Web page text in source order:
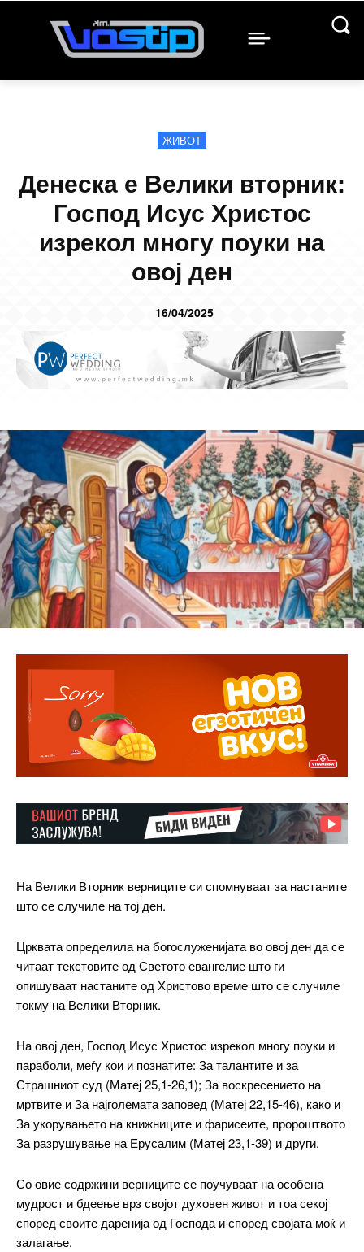
ЖИВОТ
Денеска е Велики вторник:
Господ Исус Христос
изрекол многу поуки на
овој ден
16/04/2025
На Велики Вторник верниците си спомнуваат за настаните
што се случиле на тој ден.
Црквата определила на богослуженијата во овој ден да се
читаат текстовите од Светото евангелие што ги
опишуваат настаните од Христово време што се случиле
токму на Велики Вторник.
На овој ден, Господ Исус Христос изрекол многу поуки и
параболи, меѓу кои и познатите: За талантите и за
Страшниот суд (Матеј 25,1-26,1); За воскресението на
мртвите и За најголемата заповед (Матеј 22,15-46), како и
За укорувањето на книжниците и фарисеите, пророштвото
За разрушување на Ерусалим (Матеј 23,1-39) и други.
Со овие содржини верниците се поучуваат на особена
мудрост и бдеење врз својот духовен живот и тоа секој
според своите даренија од Господа и според својата моќ и
залагање.